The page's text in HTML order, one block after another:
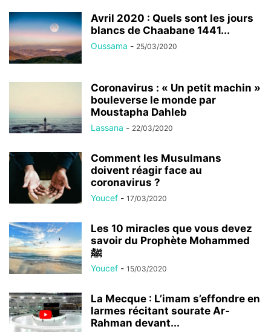
Avril 2020 : Quels sont les jours
blancs de Chaabane 1441...
Oussama - 25/03/2020
Coronavirus : « Un petit machin »
bouleverse le monde par
Moustapha Dahleb
Lassana - 22/03/2020
Comment les Musulmans
doivent réagir face au
coronavirus ?
Youcef - 17/03/2020
Les 10 miracles que vous devez
savoir du Prophète Mohammed
ﷺ
Youcef - 15/03/2020
La Mecque : L’imam s’effondre en
larmes récitant sourate Ar-
Rahman devant...